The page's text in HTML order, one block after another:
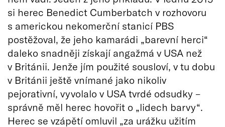
si herec Benedict Cumberbatch v rozhovoru
s americkou nekomerční stanicí PBS
postěžoval, že jeho kamarádi „barevní herci“
daleko snadněji získají angažmá v USA než
v Británii. Jenže jím použité sousloví, v tu dobu
v Británii ještě vnímané jako nikoliv
pejorativní, vyvolalo v USA tvrdé odsudky –
správně měl herec hovořit o „lidech barvy“.
Herec se vzápětí omluvil „za urážku užitím